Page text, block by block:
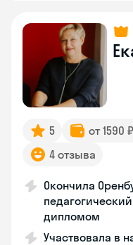
5 от 1590
4 отзыва
Окончила
дипломом
Участвовала в